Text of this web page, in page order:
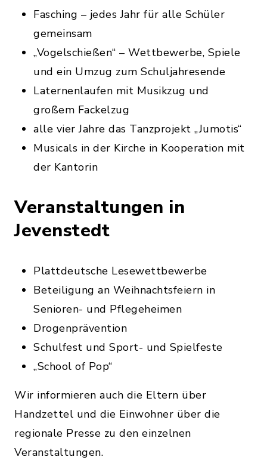
Fasching – jedes Jahr für alle Schüler
gemeinsam
„Vogelschießen“ – Wettbewerbe, Spiele
und ein Umzug zum Schuljahresende
Laternenlaufen mit Musikzug und
großem Fackelzug
alle vier Jahre das Tanzprojekt „Jumotis“
Musicals in der Kirche in Kooperation mit
der Kantorin
Veranstaltungen in
Jevenstedt
Plattdeutsche Lesewettbewerbe
Beteiligung an Weihnachtsfeiern in
Senioren- und Pflegeheimen
Drogenprävention
Schulfest und Sport- und Spielfeste
„School of Pop“
Wir informieren auch die Eltern über
Handzettel und die Einwohner über die
regionale Presse zu den einzelnen
Veranstaltungen.